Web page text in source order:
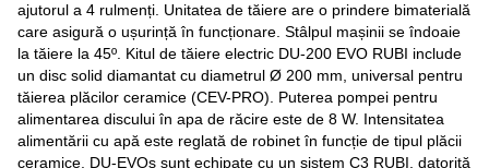
ajutorul a 4 rulmenți. Unitatea de tăiere are o prindere bimaterială
care asigură o ușurință în funcționare. Stâlpul mașinii se îndoaie
la tăiere la 45º. Kitul de tăiere electric DU-200 EVO RUBI include
un disc solid diamantat cu diametrul Ø 200 mm, universal pentru
tăierea plăcilor ceramice (CEV-PRO). Puterea pompei pentru
alimentarea discului în apa de răcire este de 8 W. Intensitatea
alimentării cu apă este reglată de robinet în funcție de tipul plăcii
ceramice. DU-EVOs sunt echipate cu un sistem C3 RUBI, datorită